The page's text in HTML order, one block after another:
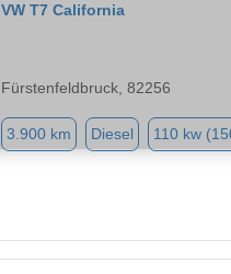
VW T7 California
Fürstenfeldbruck, 82256
3.900 km Diesel 110 kw